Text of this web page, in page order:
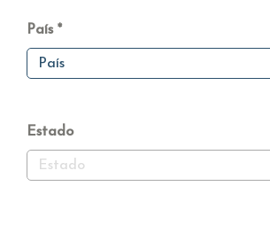
País
País
Estado
Estado